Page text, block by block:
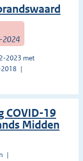
2024
2023 met
COVID-19
Midden